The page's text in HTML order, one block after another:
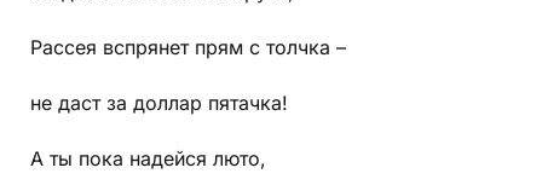
Рассея вспрянет прям с толчка –
не даст за доллар пятачка!
А ты пока надейся люто,